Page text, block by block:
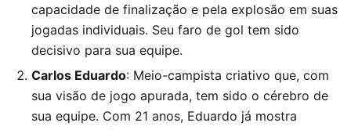
capacidade de finalização e pela explosão em suas
jogadas individuais. Seu faro de gol tem sido
decisivo para sua equipe.
Carlos Eduardo: Meio-campista criativo que, com
sua visão de jogo apurada, tem sido o cérebro de
sua equipe. Com 21 anos, Eduardo já mostra